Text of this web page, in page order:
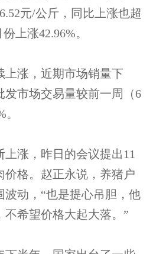
元/公斤，同比上涨也超
上涨42.96%。
涨，近期市场销量下
发市场交易量较前一周（6
涨，昨日的会议提出11
价格。赵正永说，养猪户
波动，“也是提心吊胆，他
不希望价格大起大落。”